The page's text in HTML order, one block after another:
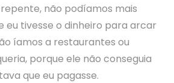
não podíamos mais
eu tivesse o dinheiro para arcar
íamos a restaurantes ou
porque ele não conseguia
que eu pagasse.